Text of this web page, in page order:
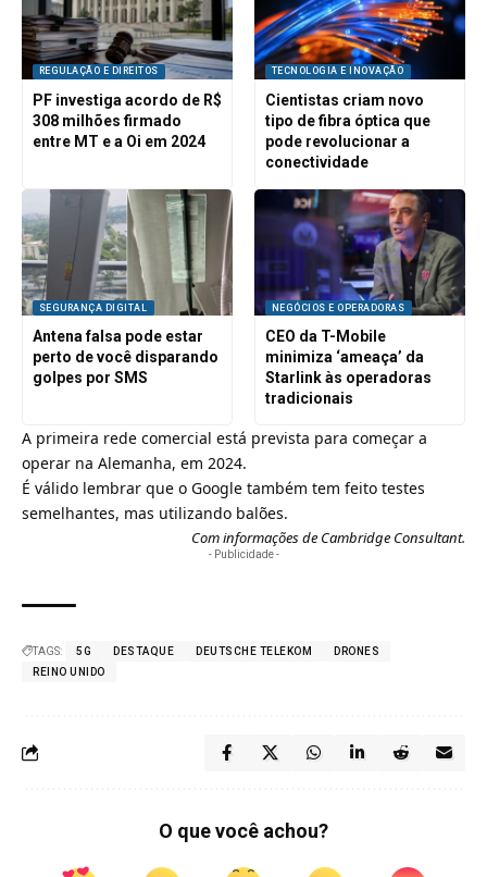
REGULAÇÃO E DIREITOS
PF investiga acordo de R$
308 milhões firmado
entre MT e a Oi em 2024
TECNOLOGIA E INOVAÇÃO
Cientistas criam novo
tipo de fibra óptica que
pode revolucionar a
conectividade
SEGURANÇA DIGITAL
Antena falsa pode estar
perto de você disparando
golpes por SMS
NEGÓCIOS E OPERADORAS
CEO da T-Mobile
minimiza ‘ameaça’ da
Starlink às operadoras
tradicionais
A primeira rede comercial está prevista para começar a
operar na Alemanha, em 2024.
É válido lembrar que o Google também tem feito testes
semelhantes, mas utilizando balões.
Com informações de Cambridge Consultant.
- Publicidade -
TAGS: 5G DESTAQUE DEUTSCHE TELEKOM
DRONES
REINO UNIDO
O que você achou?